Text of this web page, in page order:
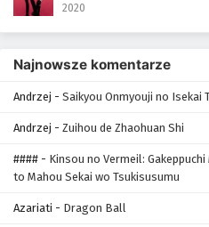
2020
Najnowsze komentarze
Andrzej - Saikyou Onmyouji no Isekai
Andrzej - Zuihou de Zhaohuan Shi
#### - Kinsou no Vermeil:
to Mahou Sekai wo Tsukisusumu
Azariati - Dragon Ball